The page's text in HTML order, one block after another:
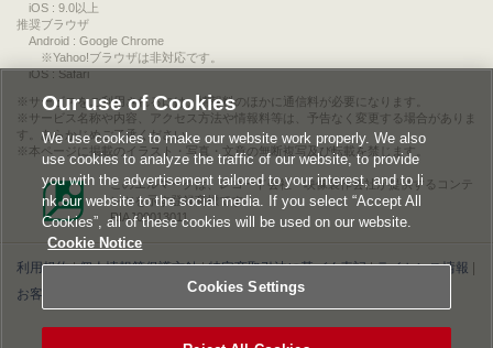
iOS : 9.0以上
推奨ブラウザ
Android : Google Chrome
※Yahoo!ブラウザは非対応です。
iOS : Safari
サービスをご利用されるには、情報料のほかに通信料が必要になります。
サービス名称や内容、アクセス方法や情報料等は、予告なく変更する場合がありま
す。あらかじめご了承ください。
本ページに掲載のイラスト・写真・文章の無断複写及び転載を禁じます。
このエルマークは、レコード会社・映像製作会社が提供するコンテ
ンツを示す登録商標です。
RIAJ00013011
利用規約|個人情報等保護方針|特定商取引法に基づく表記|ライセンス情報
お客様情報の外部送信について|Cookies Settings
Our use of Cookies
We use cookies to make our website work properly. We also
use cookies to analyze the traffic of our website, to provide
you with the advertisement tailored to your interest, and to li
nk our website to the social media. If you select “Accept All
Cookies”, all of these cookies will be used on our website.
Cookie Notice
Cookies Settings